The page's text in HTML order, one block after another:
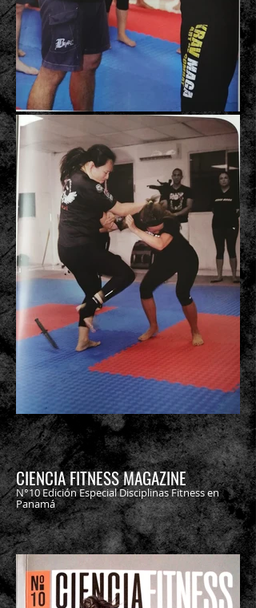
CIENCIA FITNESS MAGAZINE
N°10 Edición Especial Disciplinas Fitness en
Panamá